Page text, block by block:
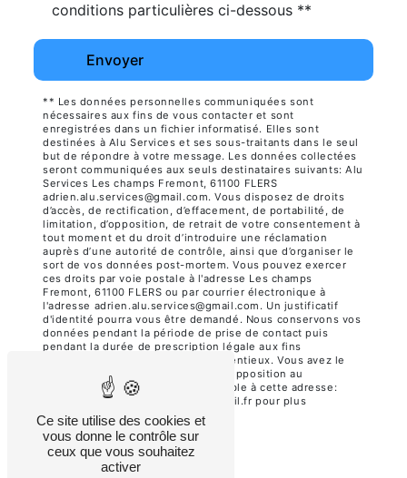
conditions particulières ci-dessous **
Envoyer
** Les données personnelles communiquées sont
nécessaires aux fins de vous contacter et sont
enregistrées dans un fichier informatisé. Elles sont
destinées à Alu Services et ses sous-traitants dans le seul
but de répondre à votre message. Les données collectées
seront communiquées aux seuls destinataires suivants: Alu
Services Les champs Fremont, 61100 FLERS
adrien.alu.services@gmail.com. Vous disposez de droits
d’accès, de rectification, d’effacement, de portabilité, de
limitation, d’opposition, de retrait de votre consentement à
tout moment et du droit d’introduire une réclamation
auprès d’une autorité de contrôle, ainsi que d’organiser le
sort de vos données post-mortem. Vous pouvez exercer
ces droits par voie postale à l'adresse Les champs
Fremont, 61100 FLERS ou par courrier électronique à
l'adresse adrien.alu.services@gmail.com. Un justificatif
d'identité pourra vous être demandé. Nous conservons vos
données pendant la période de prise de contact puis
pendant la durée de prescription légale aux fins
probatoires et de gestion des contentieux. Vous avez le
droit de vous inscrire sur la liste d'opposition au
démarchage téléphonique, disponible à cette adresse:
Bloctel.gouv.fr
. Consultez le site cnil.fr pour plus
d’informations sur vos droits.
Ce site utilise des cookies et
vous donne le contrôle sur
ceux que vous souhaitez
activer